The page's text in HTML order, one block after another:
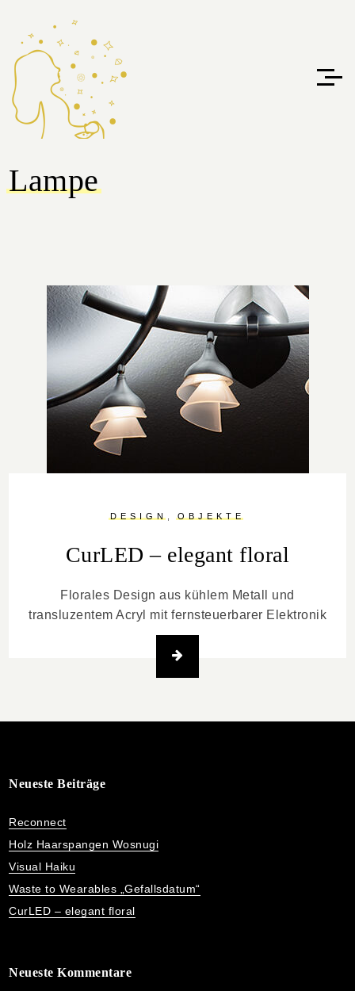
Lampe
DESIGN OBJEKTE
CurLED – elegant floral
Florales Design aus kühlem Metall und
transluzentem Acryl mit fernsteuerbarer Elektronik
Neueste Beiträge
Reconnect
Holz Haarspangen Wosnugi
Visual Haiku
Waste to Wearables „Gefallsdatum“
CurLED – elegant floral
Neueste Kommentare